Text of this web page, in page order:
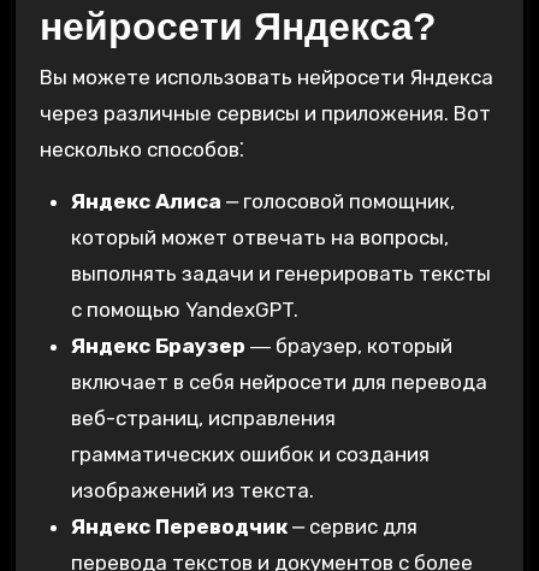
нейросети Яндекса?
Вы можете использовать нейросети Яндекса
через различные сервисы и приложения. Вот
несколько способов⁚
Яндекс Алиса ⎼ голосовой помощник‚
который может отвечать на вопросы‚
выполнять задачи и генерировать тексты
с помощью YandexGPT.
Яндекс Браузер ― браузер‚ который
включает в себя нейросети для перевода
веб-страниц‚ исправления
грамматических ошибок и создания
изображений из текста.
Яндекс Переводчик⎼ сервис для
перевода текстов и документов с более